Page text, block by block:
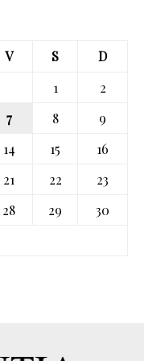
V S
D
1
2
7 8
9
14 15
16
21 22
23
28 29
30